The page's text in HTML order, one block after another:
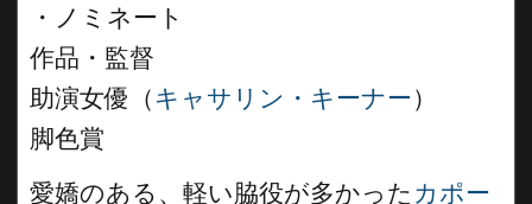
・ノミネート
作品・監督
助演女優（ キャサリン・キーナー）
脚色賞
愛嬌のある、軽い脇役が多かった カポー